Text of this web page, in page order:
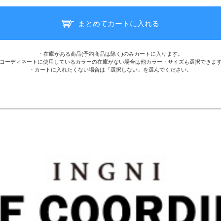
まとめてカートに入れる
・在庫がある商品(予約商品は除く)のみカートに入ります。
ーディネートに使用しているカラーの在庫がない場合は他カラー・サイズも選択できま
・カートに入れたくない場合は「選択しない」を選んでください。